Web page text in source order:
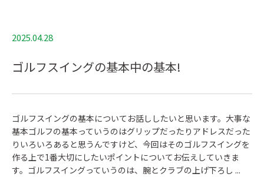
2025.04.28
ゴルフスイングの基本中の基本!
ゴルフスイングの基本についてお話ししたいと思います。大事な
基本ゴルフの基本っていうのはグリップだったりアドレスだった
りいろいろあると思うんですけど、今回はそのゴルフスイングを
作る上で1番大切にしたいポイントについてお伝えしていきま
す。ゴルフスイングっていうのは、腕とクラブの上げ下ろし ...